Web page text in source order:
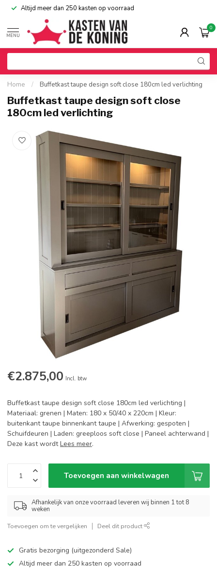
Altijd meer dan 250 kasten op voorraad
MENU
0
Home / Buffetkast taupe design soft close 180cm led verlichting
Buffetkast taupe design soft close
180cm led verlichting
€2.875,00 Incl. btw
Buffetkast taupe design soft close 180cm led verlichting |
Materiaal: grenen | Maten: 180 x 50/40 x 220cm | Kleur:
buitenkant taupe binnenkant taupe | Afwerking: gespoten |
Schuifdeuren | Laden: greeploos soft close | Paneel achterwand |
Deze kast wordtLees meer.
Toevoegen aan winkelwagen
Afhankelijk van onze voorraad leveren wij binnen 1 tot 8
weken
Toevoegen om te vergelijken Deel dit product
Gratis bezorging (uitgezonderd Sale)
Altijd meer dan 250 kasten op voorraad